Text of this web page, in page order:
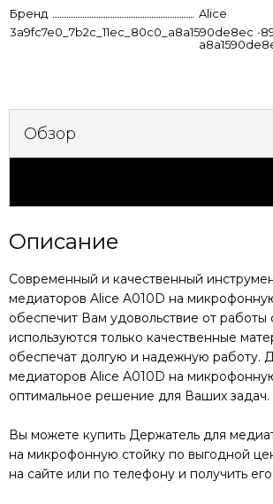
Бренд
Alice
3a9fc7e0_7b2c_11ec_80c0_a8a1590de8ec
6ae002c2-
Обзор
Описание
Современный и качественный
медиаторов Alice A010D на
обеспечит Вам удовольствие от
используются только качественные
обеспечат долгую и надежную работу.
медиаторов Alice A010D на
оптимальное решение для Ваших задач.
Вы можете купить Держатель для
на микрофонную стойку по выгодной
на сайте или по телефону и получить